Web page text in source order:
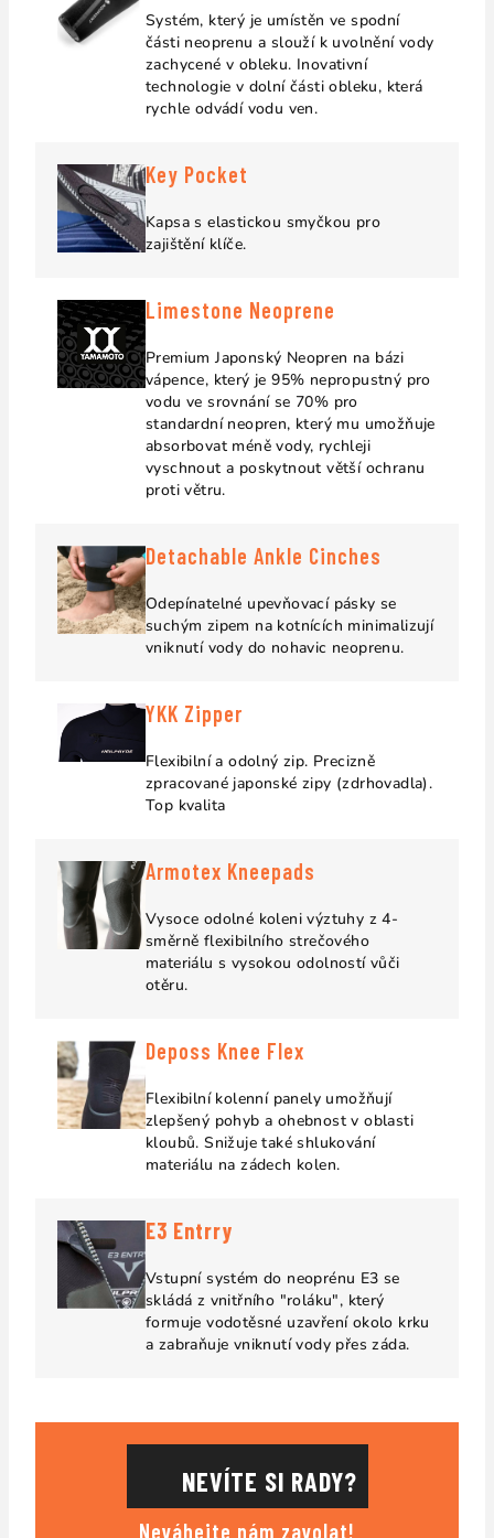
Systém, který je umístěn ve spodní
části neoprenu a slouží k uvolnění vody
zachycené v obleku. Inovativní
technologie v dolní části obleku, která
rychle odvádí vodu ven.
Key Pocket
Kapsa s elastickou smyčkou pro
zajištění klíče.
Limestone Neoprene
Premium Japonský Neopren na bázi
vápence, který je 95% nepropustný pro
vodu ve srovnání se 70% pro
standardní neopren, který mu umožňuje
absorbovat méně vody, rychleji
vyschnout a poskytnout větší ochranu
proti větru.
Detachable Ankle Cinches
Odepínatelné upevňovací pásky se
suchým zipem na kotnících minimalizují
vniknutí vody do nohavic neoprenu.
YKK Zipper
Flexibilní a odolný zip. Precizně
zpracované japonské zipy (zdrhovadla).
Top kvalita
Armotex Kneepads
Vysoce odolné koleni výztuhy z 4-
směrně flexibilního strečového
materiálu s vysokou odolností vůči
otěru.
Deposs Knee Flex
Flexibilní kolenní panely umožňují
zlepšený pohyb a ohebnost v oblasti
kloubů. Snižuje také shlukování
materiálu na zádech kolen.
E3 Entrry
Vstupní systém do neoprénu E3 se
skládá z vnitřního "roláku", který
formuje vodotěsné uzavření okolo krku
a zabraňuje vniknutí vody přes záda.
NEVÍTE SI RADY?
Neváhejte nám zavolat!